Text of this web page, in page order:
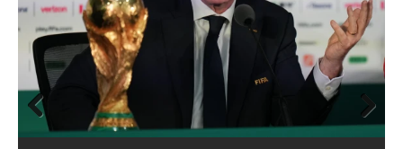
Prev
Next